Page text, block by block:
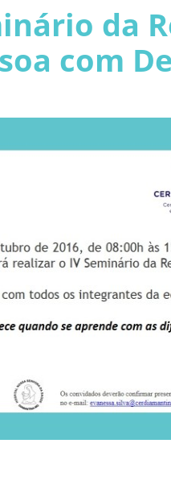
Terapêuticos
de
Pediasuit
Esporte-
terapia
Auditiva
Neonatal
TAN
da
com